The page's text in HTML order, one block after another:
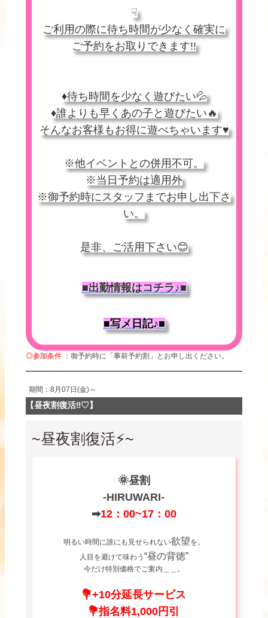
☟
ご利用の際に待ち時間が少なく確実に
ご予約をお取りできます!!
♦待ち時間を少なく遊びたい💦
♦誰よりも早くあの子と遊びたい🔥
そんなお客様もお得に遊べちゃいます♥
※他イベントとの併用不可。
※当日予約は適用外
※御予約時にスタッフまでお申し出下さ
い。
是非、ご活用下さい😊
■出勤情報はコチラ♪■
■写メ日記♪■
◎参加条件 ：御予約時に「事前予約割」とお申し出ください。
期間：8月07日(金)～
【昼夜割復活‼♡】
~昼夜割復活⚡~
🌞昼割
-HIRUWARI-
➡12：00~17：00
明るい時間に誰にも見せられない欲望を。
人目を避けて味わう “昼の背徳”
今だけ特別価格でご案内＿＿。
💐+10分延長サービス
💐指名料1,000円引